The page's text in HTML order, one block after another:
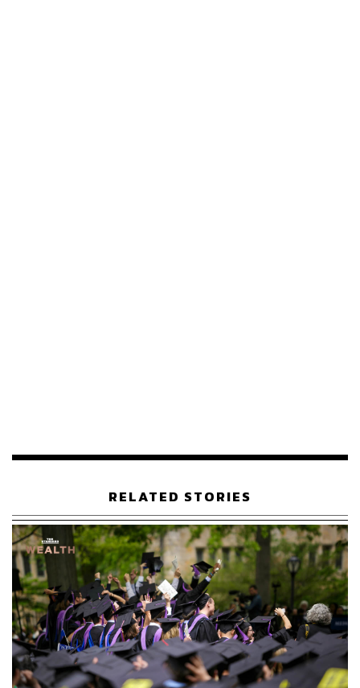
THE STANDARD WEALTH
Twitter:twitter.com/standard_wealth
Instagram:instagram.com/thestandardwealth
Official Line:https://lin.ee/xfPbXUP
สามารถติดตาม THE STANDARD WEALTH
ผ่านแอปพลิเคชันต่างๆ ที่คุณสะดวกหรือใช้งานอยู่แล้วได้เลย
RELATED STORIES